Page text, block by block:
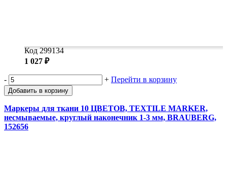
Код 299134
1 027 ₽
- + Перейти в корзину
Добавить в корзину
Маркеры для ткани 10 ЦВЕТОВ, TEXTILE MARKER,
несмываемые, круглый наконечник 1-3 мм, BRAUBERG,
152656